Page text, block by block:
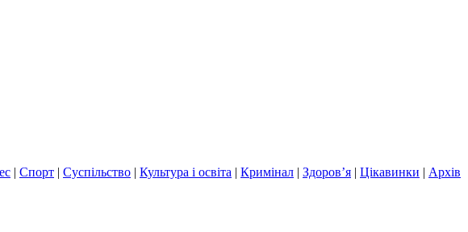
| Спорт | Суспільство | Культура і освіта | Кримінал | Здоров’я | Цікавинки | Архів